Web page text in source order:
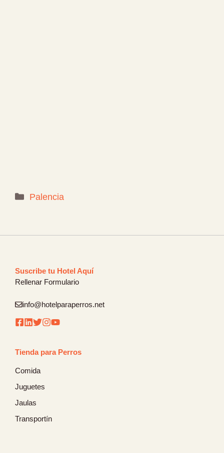
Categorías
Palencia
Suscribe tu Hotel Aquí
Rellenar Formulario
info@hotelparaperros.net
Tienda para Perros
Comida
Juguetes
Jaulas
Transportín